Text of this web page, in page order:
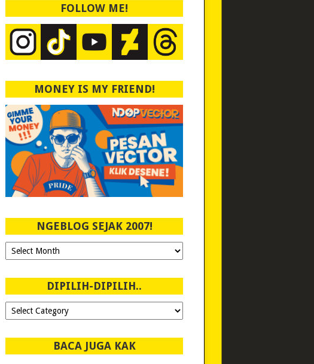
FOLLOW ME!
MONEY IS MY FRIEND!
NGEBLOG SEJAK 2007!
Ngeblog
Sejak
DIPILIH-DIPILIH..
Dipilih-
dipilih..
BACA JUGA KAK